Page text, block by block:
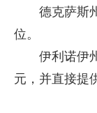
德克萨斯
位。
伊利诺伊
元，并直接提